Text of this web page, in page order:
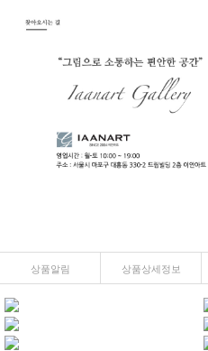
상품알림 상품상세정보